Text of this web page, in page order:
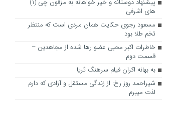
پیشنهاد دوستانه و خیر خواهانه به مزقون چی (1)
های اشرفی
مسعود رجوی حکایت همان مردی است که منتظر
تخم طلا بود
خاطرات اکبر محبی عضو رها شده از مجاهدین –
قسمت دوم
به ‌بهانه اکران فیلم سرهنگ ثریا
شیراحمد روز رخ: از زندگی مستقل و آزادی که دارم
لذت میبرم